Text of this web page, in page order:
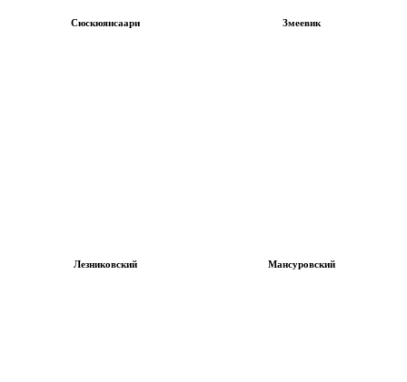
Сюскюянсаари Змеевик
Лезниковский Мансуровский